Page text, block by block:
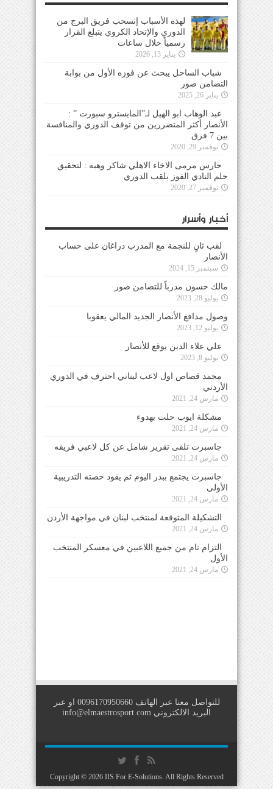
لهذه الأسباب إنسحب فريق البرج من
الدوري والإتحاد الكروي يتبلغ القرار
رسمياً خلال ساعات
يناير 13, 2026
شباب الساحل يبحث عن فوزه الأول من بوابة
التضامن صور
يناير 26, 2025
عبد الوهاب ابو الهيل لـ”المايسترو سبورت ” :
الأنصار أكثر المتضررين من توقف الدوري والمنافسة
بين 7 فرق
نوفمبر 29, 2020
حارس مرمى الاخاء الاهلي شاكر وهبه : لتحقيق
حلم النادي الفوز بلقب الدوري
نوفمبر 27, 2020
أخبار وأسرار
لقب ثانٍ للنجمة مع المدرب دراغان على حساب
الأنصار
سبتمبر 15, 2024
مالك حسون مدرباً للتضامن صور
يوليو 28, 2023
وصول مدافع الأنصار الجديد المالي يعقوبا
يوليو 12, 2023
علي علاء الدين يوقع للأنصار
يوليو 8, 2023
محمد قصاص اول لاعب لبناني احترف في الدوري
الأردني
مارس 24, 2021
مشكلة ايوب حلت بهدوء
مارس 24, 2021
جاسبرت تلقى تقرير شامل عن كل لاعبي فريقه
مارس 24, 2021
جاسبرت يجتمع ببدر اليوم ثم يقود حصته التدريبية
الأولى
مارس 24, 2021
التشكيلة المتوقعة لمنتخب لبنان في مواجهة الأردن
مارس 24, 2021
التزام تام من جميع اللاعبين في معسكر المنتخب
الأول
مارس 24, 2021
للتواصل معنا عبر الهاتف 0096170950660 او عبر
البريد الالكتروني info@elmaestrosport.com
Copyright © 2026 IIS For E-Solutions. All Rights Reserved